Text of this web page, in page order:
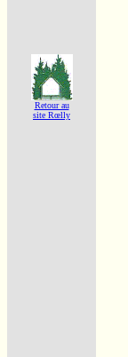
Retour au
site Rœlly